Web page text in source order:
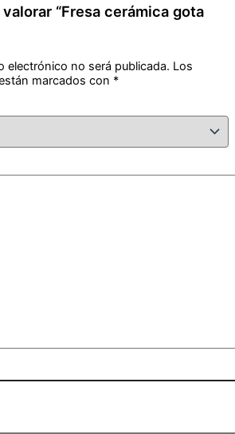
“Fresa cerámica gota
electrónico no será publicada. Los
marcados con *